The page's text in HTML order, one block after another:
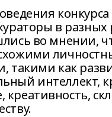
в разных
во мнении,
такими как
интеллект,